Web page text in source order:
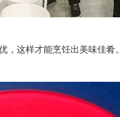
这样才能烹饪出美味佳肴。